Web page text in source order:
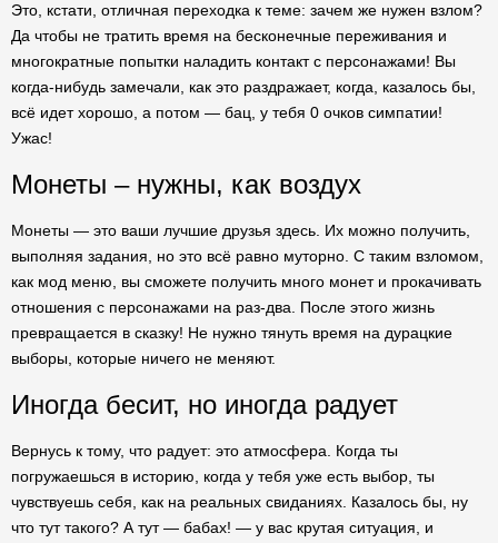
Это, кстати, отличная переходка к теме: зачем же нужен взлом?
Да чтобы не тратить время на бесконечные переживания и
многократные попытки наладить контакт с персонажами! Вы
когда-нибудь замечали, как это раздражает, когда, казалось бы,
всё идет хорошо, а потом — бац, у тебя 0 очков симпатии!
Ужас!
Монеты – нужны, как воздух
Монеты — это ваши лучшие друзья здесь. Их можно получить,
выполняя задания, но это всё равно муторно. С таким взломом,
как мод меню, вы сможете получить много монет и прокачивать
отношения с персонажами на раз-два. После этого жизнь
превращается в сказку! Не нужно тянуть время на дурацкие
выборы, которые ничего не меняют.
Иногда бесит, но иногда радует
Вернусь к тому, что радует: это атмосфера. Когда ты
погружаешься в историю, когда у тебя уже есть выбор, ты
чувствуешь себя, как на реальных свиданиях. Казалось бы, ну
что тут такого? А тут — бабах! — у вас крутая ситуация, и